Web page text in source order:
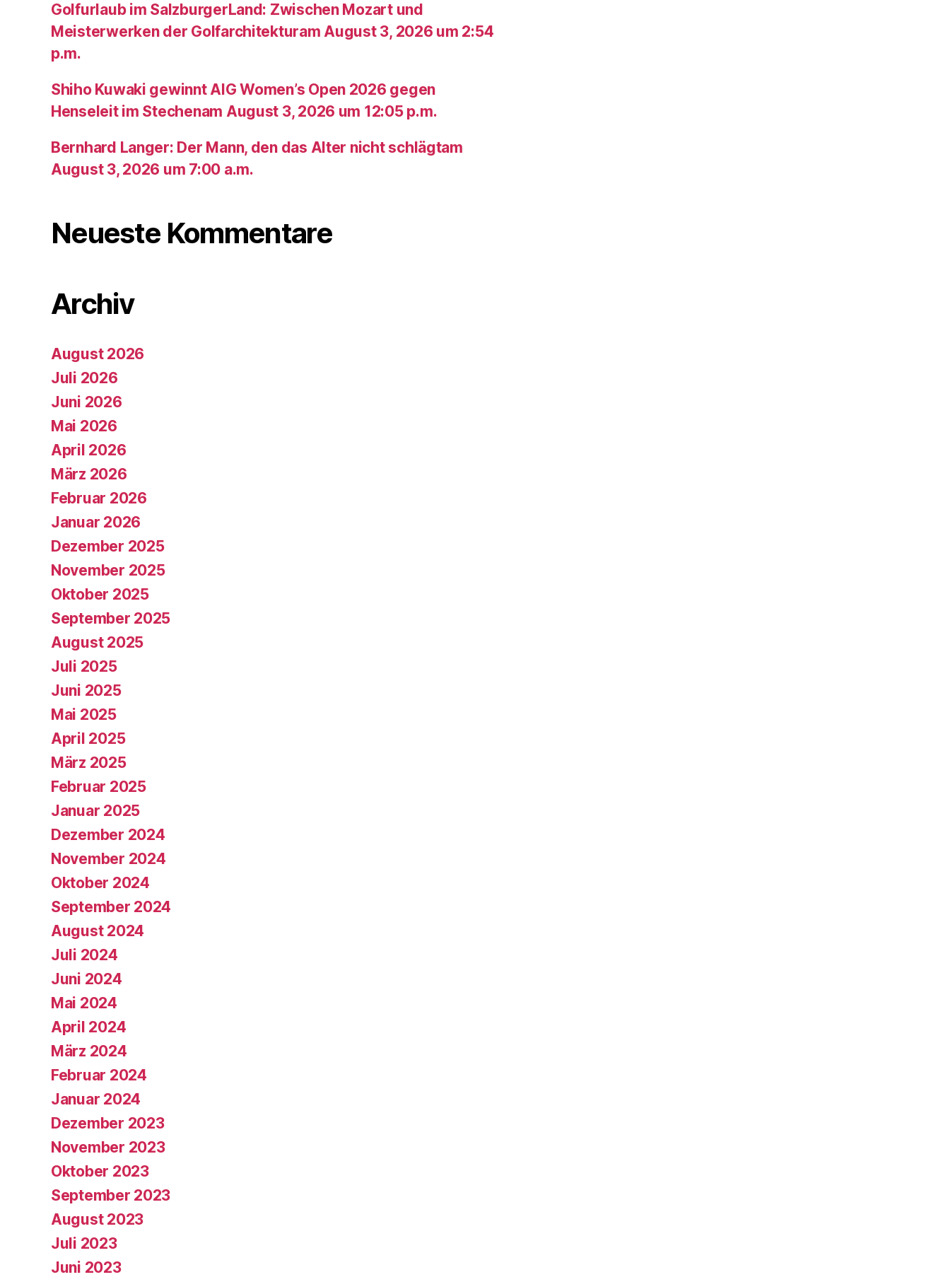
Golfurlaub im SalzburgerLand: Zwischen Mozart und
Meisterwerken der Golfarchitekturam August 3, 2026 um 2:54
p.m.
Shiho Kuwaki gewinnt AIG Women’s Open 2026 gegen
Henseleit im Stechenam August 3, 2026 um 12:05 p.m.
Bernhard Langer: Der Mann, den das Alter nicht schlägtam
August 3, 2026 um 7:00 a.m.
Neueste Kommentare
Archiv
August 2026
Juli 2026
Juni 2026
Mai 2026
April 2026
März 2026
Februar 2026
Januar 2026
Dezember 2025
November 2025
Oktober 2025
September 2025
August 2025
Juli 2025
Juni 2025
Mai 2025
April 2025
März 2025
Februar 2025
Januar 2025
Dezember 2024
November 2024
Oktober 2024
September 2024
August 2024
Juli 2024
Juni 2024
Mai 2024
April 2024
März 2024
Februar 2024
Januar 2024
Dezember 2023
November 2023
Oktober 2023
September 2023
August 2023
Juli 2023
Juni 2023